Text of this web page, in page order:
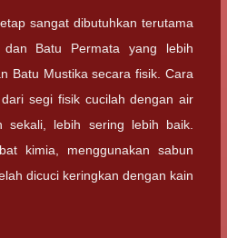
sangat dibutuhkan terutama
Batu Permata yang lebih
Batu Mustika secara fisik. Cara
segi fisik cucilah dengan air
sekali, lebih sering lebih baik.
kimia, menggunakan sabun
dicuci keringkan dengan kain